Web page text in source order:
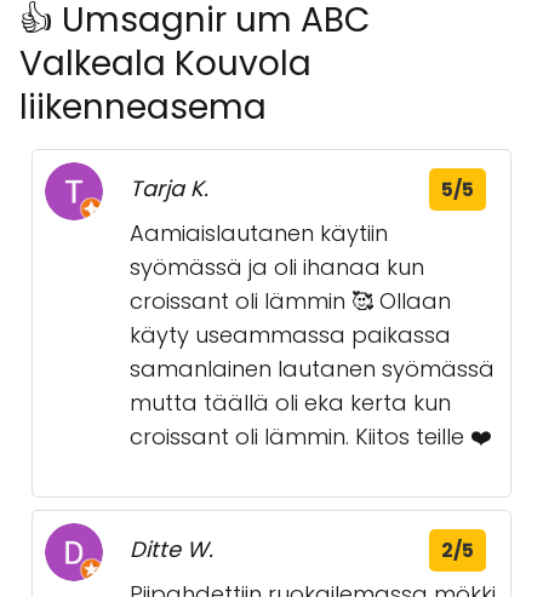
👍 Umsagnir um ABC
Valkeala Kouvola
liikenneasema
Tarja K. 5/5
Aamiaislautanen käytiin
syömässä ja oli ihanaa kun
croissant oli lämmin 🥰 Ollaan
käyty useammassa paikassa
samanlainen lautanen syömässä
mutta täällä oli eka kerta kun
croissant oli lämmin. Kiitos teille ❤️
Ditte W. 2/5